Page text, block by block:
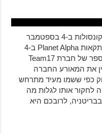
Planet Alpha מגיע למחשב האישי ולקונסולות ב-4 בספטמבר
השקתו של משחק הפלטפורמה-הרפתקאות Planet Alpha ב-4
בספטמבר תהיה ההשקה ה-100 במספר של חברת Team17
את המאורע החברה
כפי ששמו מעיד מתרחש
לחקור אותו לגלות מה
קרה לו. Team17 נוסדה בשנת 1990 בבריטניה, לרובכם היא